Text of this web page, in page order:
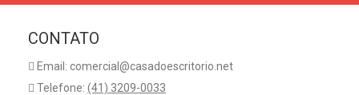
CONTATO
Email: comercial@casadoescritorio.net
Telefone: (41) 3209-0033